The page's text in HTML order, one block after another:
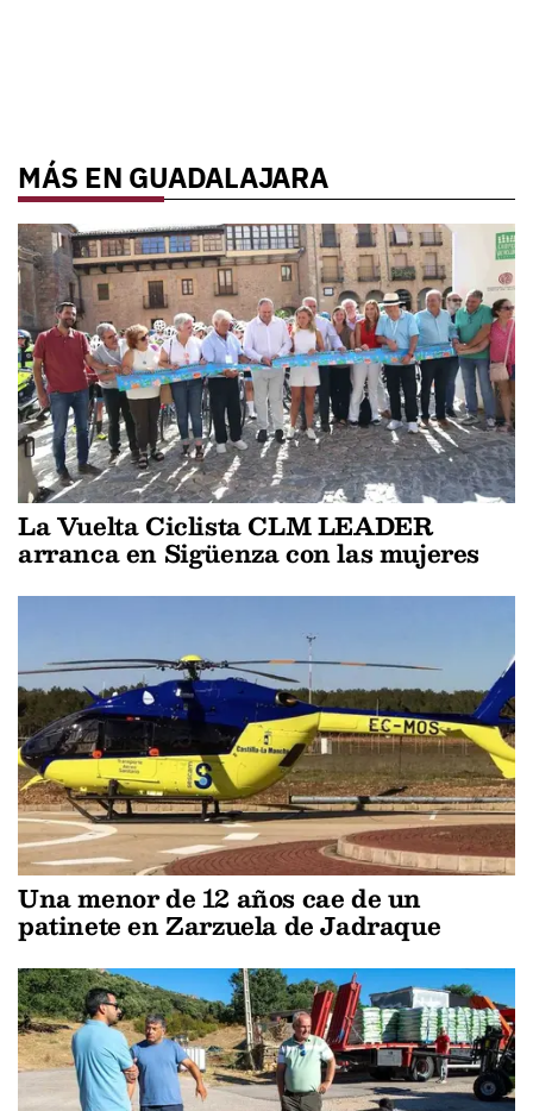
MÁS EN GUADALAJARA
La Vuelta Ciclista CLM LEADER
arranca en Sigüenza con las mujeres
Una menor de 12 años cae de un
patinete en Zarzuela de Jadraque